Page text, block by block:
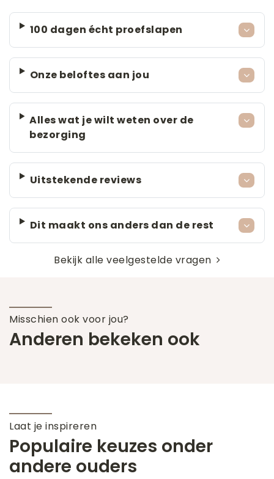
100 dagen écht proefslapen
Onze beloftes aan jou
Alles wat je wilt weten over de
bezorging
Uitstekende reviews
Dit maakt ons anders dan de rest
Bekijk alle veelgestelde vragen
Misschien ook voor jou?
Anderen bekeken ook
Laat je inspireren
Populaire keuzes onder
andere ouders